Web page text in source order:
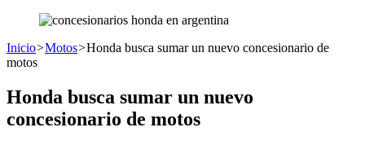
Inicio>Motos>Honda busca sumar un nuevo concesionario de
motos
Honda busca sumar un nuevo
concesionario de motos